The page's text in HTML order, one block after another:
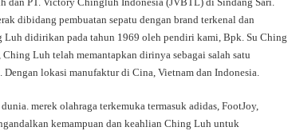
dibidang pembuatan sepatu dengan brand terkenal dan
Luh didirikan pada tahun 1969 oleh pendiri kami, Bpk. Su Ching
Luh telah memantapkan dirinya sebagai salah satu
lokasi manufaktur di Cina, Vietnam dan Indonesia.
merek olahraga terkemuka termasuk adidas, FootJoy,
kemampuan dan keahlian Ching Luh untuk